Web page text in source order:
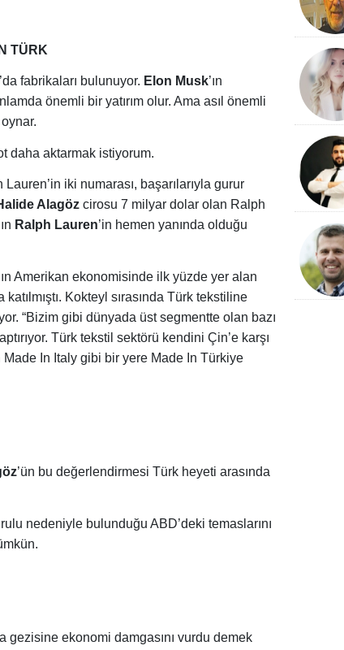
TÜRK
fabrikaları bulunuyor. Elon Musk’ın
önemli bir yatırım olur. Ama asıl önemli
daha aktarmak istiyorum.
iki numarası, başarılarıyla gurur
Alagözcirosu 7 milyar dolar olan Ralph
Ralph Lauren’in hemen yanında olduğu
Amerikan ekonomisinde ilk yüzde yer alan
Kokteyl sırasında Türk tekstiline
“Bizim gibi dünyada üst segmentte olan bazı
Türk tekstil sektörü kendini Çin’e karşı
In Italy gibi bir yere Made In Türkiye
’ün bu değerlendirmesi Türk heyeti arasında
nedeniyle bulunduğu ABD’deki temaslarını
gezisine ekonomi damgasını vurdu demek